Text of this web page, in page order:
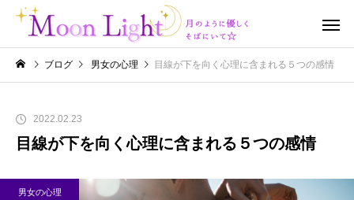
ブログ 男女の心理 目線が下を向く心理に含まれる５つの感情
2022.02.23
目線が下を向く心理に含まれる５つの感情
男女の心理